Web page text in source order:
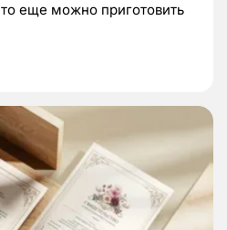
еще можно приготовить